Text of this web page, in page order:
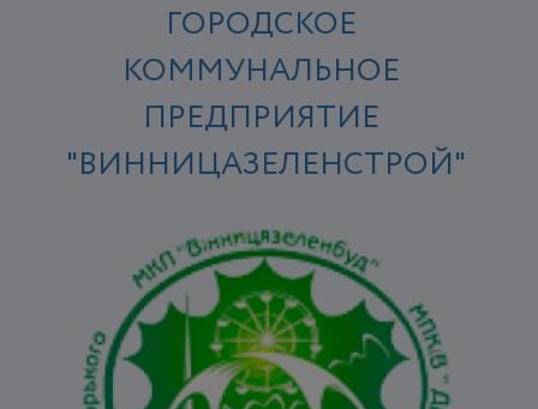
ГОРОДСКОЕ
КОММУНАЛЬНОЕ
ПРЕДПРИЯТИЕ
"ВИННИЦАЗЕЛЕНСТРОЙ"